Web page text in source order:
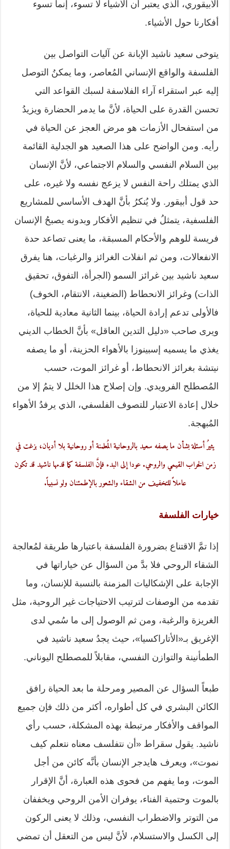
الأبيقوري، الذي يعتبر أن الأشياء لا تسوء، إنما تسوء
أفكارنا حول الأشياء.
يتوخى سعيد ناشيد الإبانة عن آليات التواصل بين
الفلسفة والواقع الإنساني المُعاصر، وما يمكنُ التوصل
إليه عبر استقراء آراء الفلاسفة لسبك القواعد التي
تحسن القدرة على الحياة، لأنَّ ما يدمر الحضارة ويزيدُ
من استفحال الأزمات هو مرض العجز عن الحياة في
رأيه. ومن الواضح على هذا الصعيد هو الجدلية القائمة
بين السلام النفسي والسلام الاجتماعي، لأنَّ الإنسان
الذي يمتلك راحة النفس لا يزعج نفسه ولا غيره، على
حد قول أبيقور. ولا يُنكرُ بأنَّ الهدف الأساسي للمشاريع
الفلسفية، يتمثلُ في تنظيم الأفكار وبدونه يصبحُ الإنسان
فريسة للوهم والأحكام المسبقة، ما يعنى تصاعد حدة
الانفعالات، ومن ثم انفلات الغرائز والرغبات، هنا يفرق
سعيد ناشيد بين غرائز السمو (الجرأة، التفوق، تحقيق
الذات) وغرائز الانحطاط (الضغينة، الانتقام، الخوف)
فالأولى تدعم إرادة الحياة، بينما الثانية معادية للحياة،
ويرى صاحب «دليل التدين العاقل» بأنَّ الخطاب الديني
يغذي ما يسميه إسبينوزا بالأهواء الحزينة، أو ما يصفه
نيتشة بغرائز الانحطاط، أو غرائز الموت، حسب
المُصطلح الفرويدي. وإن إصلاح هذا الخلل لا يتمُ إلا من
خلال إعادة الاعتبار للتصوف الفلسفي، الذي يرفدُ الأهواء
المُبهجة.
يثيرُ أسئلة بشأن ما يصفه سعيد بالروحانية المُعلمنة أو روحانية بلا أديان، بزغت في
زمن الخراب القيمي والروحي. عودا إلى البدء فإنَّ الفلسفة كما قدمها ناشيد قد تكون
عاملاً للتخفيف من الشقاء والشعور بالإطمئنان ولو نسبياً.
خيارات الفلسفة
إذا تمَّ الاقتناع بضرورة الفلسفة باعتبارها طريقة لمُعالجة
الشقاء الروحي فلا بدَّ من السؤال عن خياراتها في
الإجابة على الإشكاليات المزمنة بالنسبة للإنسان، وما
تقدمه من الوصفات لترتيب الاحتياجات غير الروحية، مثل
الغريزة والرغبة، ومن ثم الوصول إلى ما سُمي لدى
الإغريق بـ«الأتاراكسيا»، حيث يجدُ سعيد ناشيد في
الطمأنينة والتوازن النفسي، مقابلاً للمصطلح اليوناني.
طبعاً السؤال عن المصير ومرحلة ما بعد الحياة رافق
الكائن البشري في كل أطواره، أكثر من ذلك فإن جميع
المواقف والأفكار مرتبطة بهذه المشكلة، حسب رأي
ناشيد. يقول سقراط «أن نتفلسف معناه نتعلم كيف
نموت»، ويعرف هايدجر الإنسان بأنَّه كائن من أجل
الموت، وما يفهم من فحوى هذه العبارة، أنَّ الإقرار
بالموت وحتمية الفناء، يوفران الأمن الروحي ويخففان
من التوتر والاضطراب النفسي، وذلك لا يعنى الركون
إلى الكسل والاستسلام، لأنَّ ليس من التعقل أن تمضي